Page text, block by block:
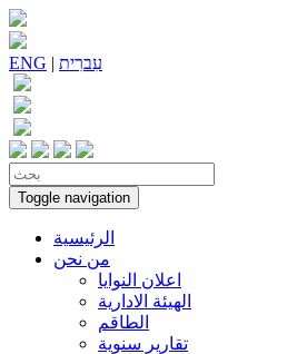
ENG | עִברִית
Toggle navigation
الرئيسية
من نحن
اعلان النوايا
الهيئة الادارية
الطاقم
تقارير سنوية